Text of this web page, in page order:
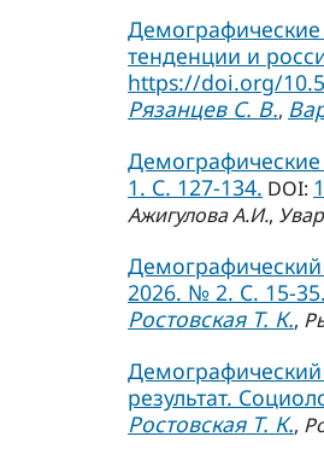
тенденции и
https://doi.org/
Рязанцев С. В.,
1. С. 127-134. DOI:
Ажигулова А.И.,
2026. № 2. С. 15-35.
Ростовская Т. К.,
результат.
Ростовская Т. К.,